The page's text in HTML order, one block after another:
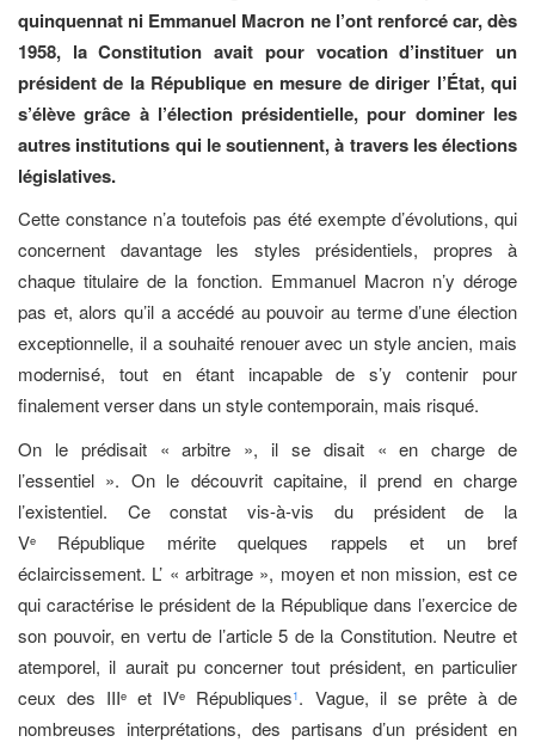
quinquennat ni Emmanuel Macron ne l’ont renforcé car, dès
1958, la Constitution avait pour vocation d’instituer un
président de la République en mesure de diriger l’État, qui
s’élève grâce à l’élection présidentielle, pour dominer les
autres institutions qui le soutiennent, à travers les élections
législatives.
Cette constance n’a toutefois pas été exempte d’évolutions, qui
concernent davantage les styles présidentiels, propres à
chaque titulaire de la fonction. Emmanuel Macron n’y déroge
pas et, alors qu’il a accédé au pouvoir au terme d’une élection
exceptionnelle, il a souhaité renouer avec un style ancien, mais
modernisé, tout en étant incapable de s’y contenir pour
finalement verser dans un style contemporain, mais risqué.
On le prédisait « arbitre », il se disait « en charge de
l’essentiel ». On le découvrit capitaine, il prend en charge
l’existentiel. Ce constat vis-à-vis du président de la
Ve
République mérite quelques rappels et un bref
éclaircissement. L’ « arbitrage », moyen et non mission, est ce
qui caractérise le président de la République dans l’exercice de
son pouvoir, en vertu de l’article 5 de la Constitution. Neutre et
atemporel, il aurait pu concerner tout président, en particulier
ceux des IIIe et IVe Républiques1. Vague, il se prête à de
nombreuses interprétations, des partisans d’un président en